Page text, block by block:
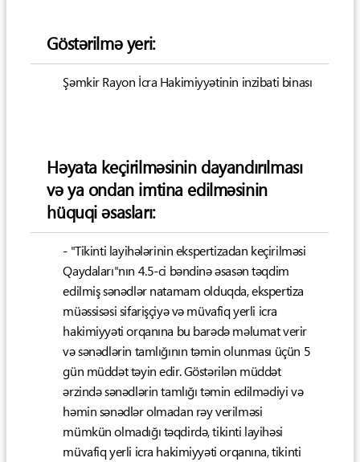
Göstərilmə yeri:
Şəmkir Rayon İcra Hakimiyyətinin inzibati binası
Həyata keçirilməsinin dayandırılması
və ya ondan imtina edilməsinin
hüquqi əsasları:
- "Tikinti layihələrinin ekspertizadan keçirilməsi
Qaydaları"nın 4.5-ci bəndinə əsasən təqdim
edilmiş sənədlər natamam olduqda, ekspertiza
müəssisəsi sifarişçiyə və müvafiq yerli icra
hakimiyyəti orqanına bu barədə məlumat verir
və sənədlərin tamlığının təmin olunması üçün 5
gün müddət təyin edir. Göstərilən müddət
ərzində sənədlərin tamlığı təmin edilmədiyi və
həmin sənədlər olmadan rəy verilməsi
mümkün olmadığı təqdirdə, tikinti layihəsi
müvafiq yerli icra hakimiyyəti orqanına, tikinti